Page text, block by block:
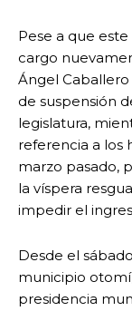
Pese a que
cargo
Ángel
de suspensión
legislatura,
referencia a los
marzo pasado,
la víspera
impedir el
Desde el
municipio
presidencia